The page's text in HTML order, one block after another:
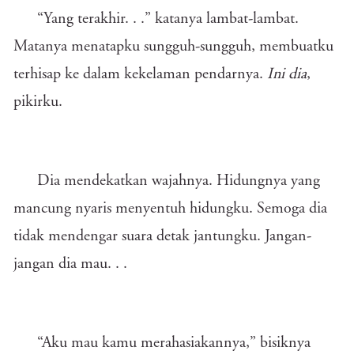
“Yang terakhir. . .” katanya lambat-lambat.
Matanya menatapku sungguh-sungguh, membuatku
terhisap ke dalam kekelaman pendarnya. Ini dia,
pikirku.
Dia mendekatkan wajahnya. Hidungnya yang
mancung nyaris menyentuh hidungku. Semoga dia
tidak mendengar suara detak jantungku. Jangan-
jangan dia mau. . .
“Aku mau kamu merahasiakannya,” bisiknya